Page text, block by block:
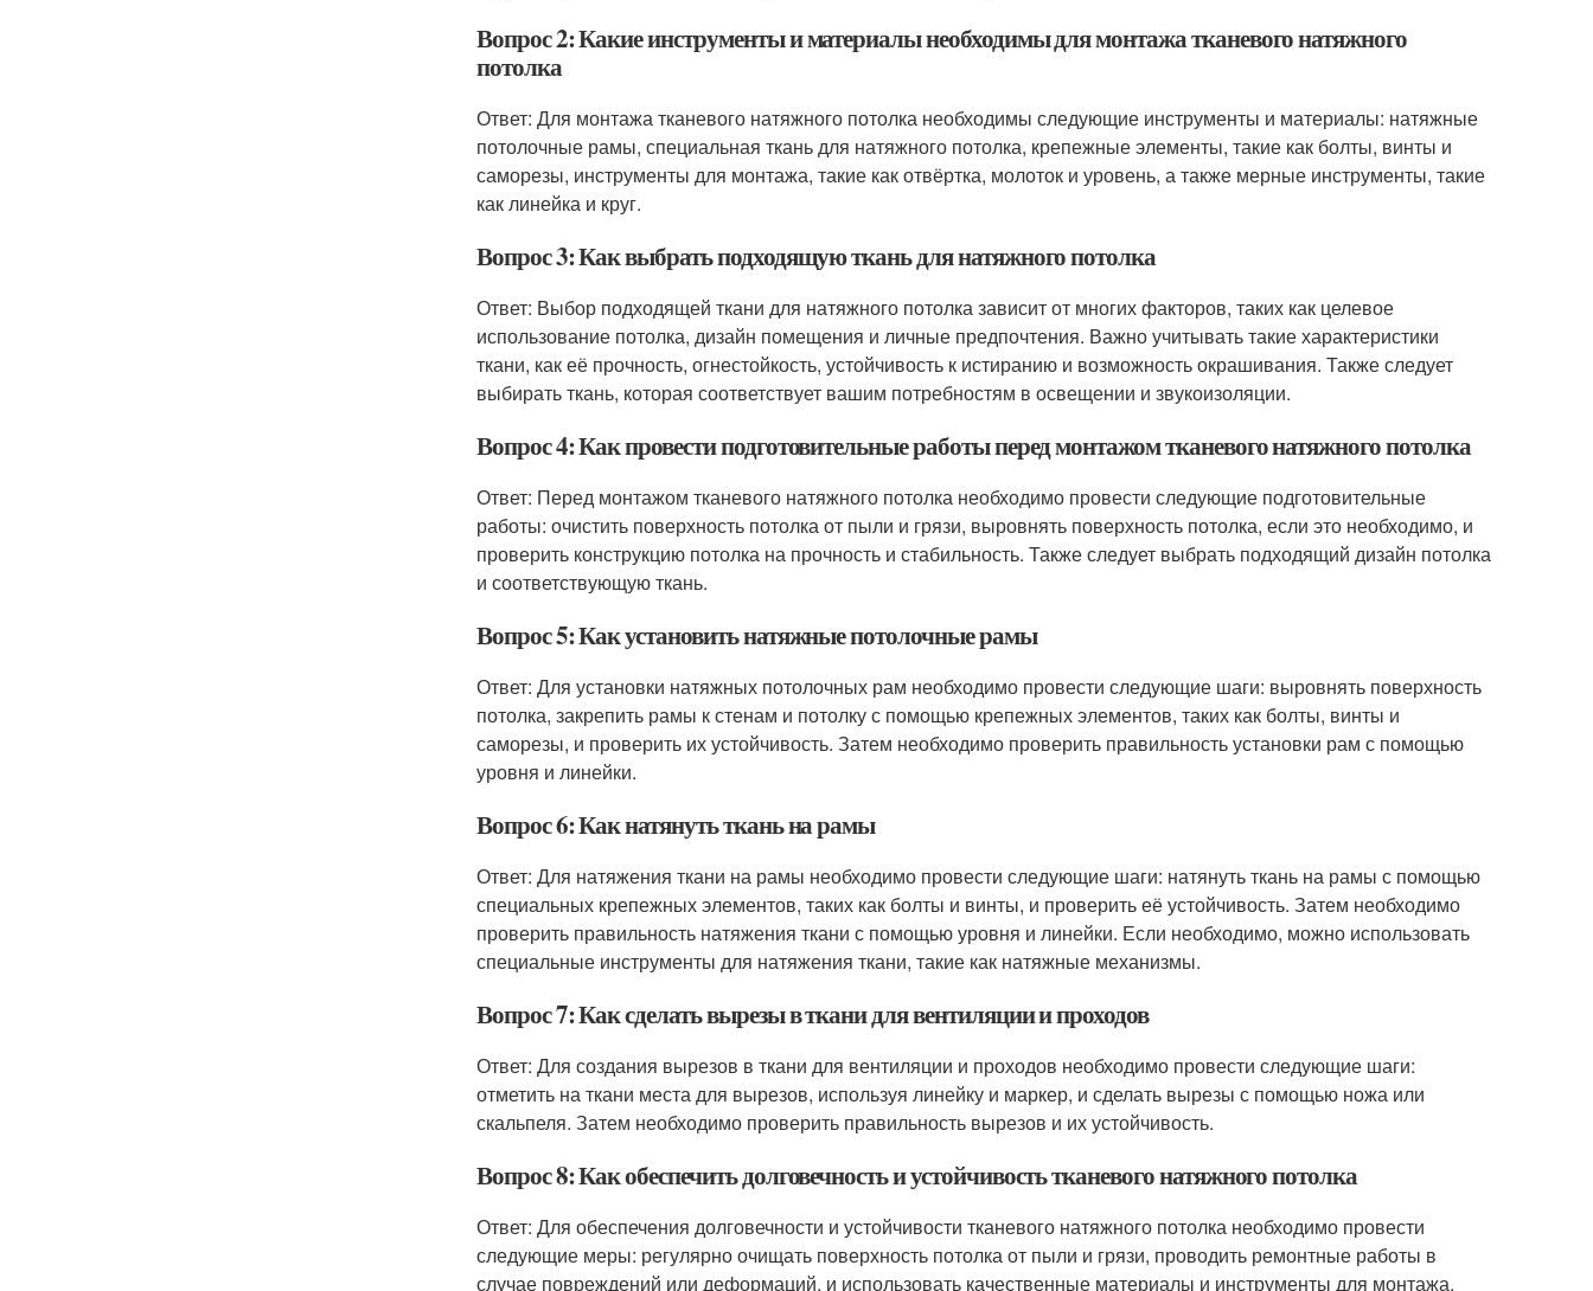
Вопрос 2: Какие инструменты и материалы необходимы для монтажа тканевого натяжного
потолка
Ответ: Для монтажа тканевого натяжного потолка необходимы следующие инструменты и материалы: натяжные
потолочные рамы, специальная ткань для натяжного потолка, крепежные элементы, такие как болты, винты и
саморезы, инструменты для монтажа, такие как отвёртка, молоток и уровень, а также мерные инструменты, такие
как линейка и круг.
Вопрос 3: Как выбрать подходящую ткань для натяжного потолка
Ответ: Выбор подходящей ткани для натяжного потолка зависит от многих факторов, таких как целевое
использование потолка, дизайн помещения и личные предпочтения. Важно учитывать такие характеристики
ткани, как её прочность, огнестойкость, устойчивость к истиранию и возможность окрашивания. Также следует
выбирать ткань, которая соответствует вашим потребностям в освещении и звукоизоляции.
Вопрос 4: Как провести подготовительные работы перед монтажом тканевого натяжного потолка
Ответ: Перед монтажом тканевого натяжного потолка необходимо провести следующие подготовительные
работы: очистить поверхность потолка от пыли и грязи, выровнять поверхность потолка, если это необходимо, и
проверить конструкцию потолка на прочность и стабильность. Также следует выбрать подходящий дизайн потолка
и соответствующую ткань.
Вопрос 5: Как установить натяжные потолочные рамы
Ответ: Для установки натяжных потолочных рам необходимо провести следующие шаги: выровнять поверхность
потолка, закрепить рамы к стенам и потолку с помощью крепежных элементов, таких как болты, винты и
саморезы, и проверить их устойчивость. Затем необходимо проверить правильность установки рам с помощью
уровня и линейки.
Вопрос 6: Как натянуть ткань на рамы
Ответ: Для натяжения ткани на рамы необходимо провести следующие шаги: натянуть ткань на рамы с помощью
специальных крепежных элементов, таких как болты и винты, и проверить её устойчивость. Затем необходимо
проверить правильность натяжения ткани с помощью уровня и линейки. Если необходимо, можно использовать
специальные инструменты для натяжения ткани, такие как натяжные механизмы.
Вопрос 7: Как сделать вырезы в ткани для вентиляции и проходов
Ответ: Для создания вырезов в ткани для вентиляции и проходов необходимо провести следующие шаги:
отметить на ткани места для вырезов, используя линейку и маркер, и сделать вырезы с помощью ножа или
скальпеля. Затем необходимо проверить правильность вырезов и их устойчивость.
Вопрос 8: Как обеспечить долговечность и устойчивость тканевого натяжного потолка
Ответ: Для обеспечения долговечности и устойчивости тканевого натяжного потолка необходимо провести
следующие меры: регулярно очищать поверхность потолка от пыли и грязи, проводить ремонтные работы в
случае повреждений или деформаций, и использовать качественные материалы и инструменты для монтажа.